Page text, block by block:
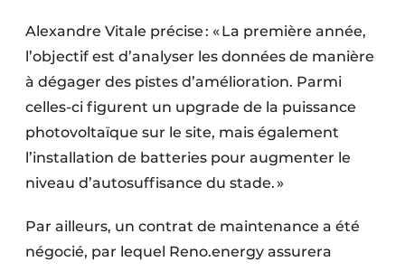
Alexandre Vitale précise : « La première année,
l’objectif est d’analyser les données de manière
à dégager des pistes d’amélioration. Parmi
celles-ci figurent un upgrade de la puissance
photovoltaïque sur le site, mais également
l’installation de batteries pour augmenter le
niveau d’autosuffisance du stade. »
Par ailleurs, un contrat de maintenance a été
négocié, par lequel Reno.energy assurera